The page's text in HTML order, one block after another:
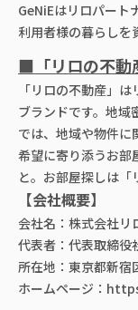
GeNiEはリロパート
利用者様の暮らしを
■ 「リロの不
「リロの不動産」
ブランドです。地域
では、地域や物件に
希望に寄り添うお部
と。お部屋探しは「
【会社概要】
会社名：株式会社リ
代表者：代表取締役
所在地：東京都新
ホームページ：